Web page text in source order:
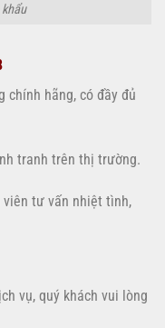
chính hãng, có đầy đủ
tranh trên thị trường.
viên tư vấn nhiệt tình,
vụ, quý khách vui lòng